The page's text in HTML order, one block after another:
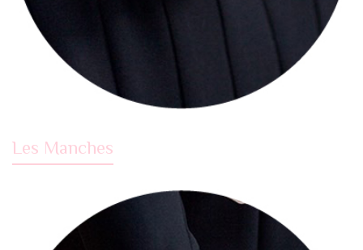
Les Manches